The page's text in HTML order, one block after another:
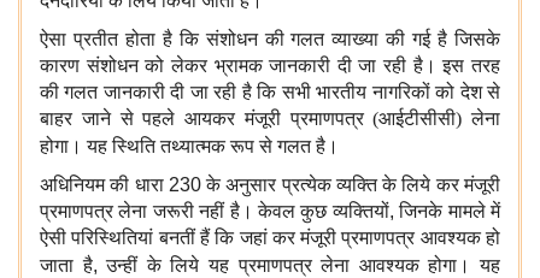
ऐसा प्रतीत होता है कि संशोधन की गलत व्याख्या की गई है जिसके
कारण संशोधन को लेकर भ्रामक जानकारी दी जा रही है। इस तरह
की गलत जानकारी दी जा रही है कि सभी भारतीय नागरिकों को देश से
बाहर जाने से पहले आयकर मंजूरी प्रमाणपत्र (आईटीसीसी) लेना
होगा। यह स्थिति तथ्यात्मक रूप से गलत है।
अधिनियम की धारा 230के अनुसार प्रत्येक व्यक्ति के लिये कर मंजूरी
प्रमाणपत्र लेना जरूरी नहीं है। केवल कुछ व्यक्तियों,जिनके मामले में
ऐसी परिस्थितियां बनतीं हैं कि जहां कर मंजूरी प्रमाणपत्र आवश्यक हो
जाता है,उन्हीं के लिये यह प्रमाणपत्र लेना आवश्यक होगा।
यह